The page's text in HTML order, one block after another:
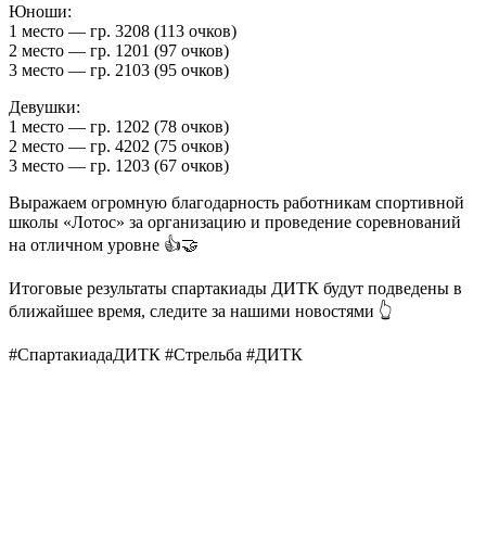
Юноши:
1 место — гр. 3208 (113 очков)
2 место — гр. 1201 (97 очков)
3 место — гр. 2103 (95 очков)
Девушки:
1 место — гр. 1202 (78 очков)
2 место — гр. 4202 (75 очков)
3 место — гр. 1203 (67 очков)
Выражаем огромную благодарность работникам спортивной
школы «Лотос» за организацию и проведение соревнований
на отличном уровне 👍🤝
Итоговые результаты спартакиады ДИТК будут подведены в
ближайшее время, следите за нашими новостями 👆
#СпартакиадаДИТК #Стрельба #ДИТК